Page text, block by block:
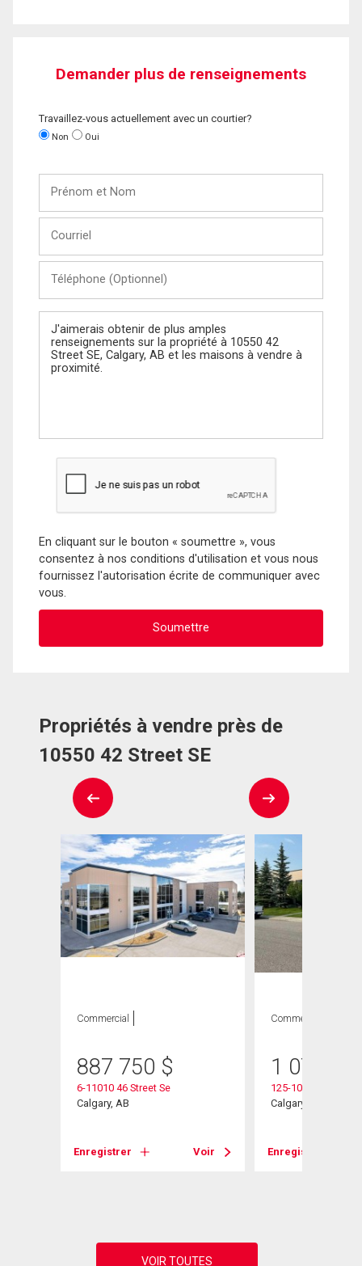
Demander plus de renseignements
Travaillez-vous actuellement avec un courtier?
Non Oui
Nom
(Optionnel)
Message
En cliquant sur le bouton « soumettre », vous
consentez à nos conditions d'utilisation et vous nous
fournissez l'autorisation écrite de communiquer avec
vous.
Propriétés à vendre près de
10550 42 Street SE
Commercial
887 750 $
6-11010 46 Street Se
Calgary, AB
Enregistrer Voir
Commercial
1 075
125-10555 48
Calgary, AB
Enregistrer